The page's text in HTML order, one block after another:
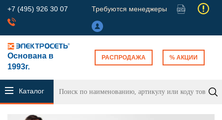
+7 (495) 926 30 07 Требуются менеджеры
Основана в
1993г.
РАСПРОДАЖА % АКЦИИ
Каталог
продукции